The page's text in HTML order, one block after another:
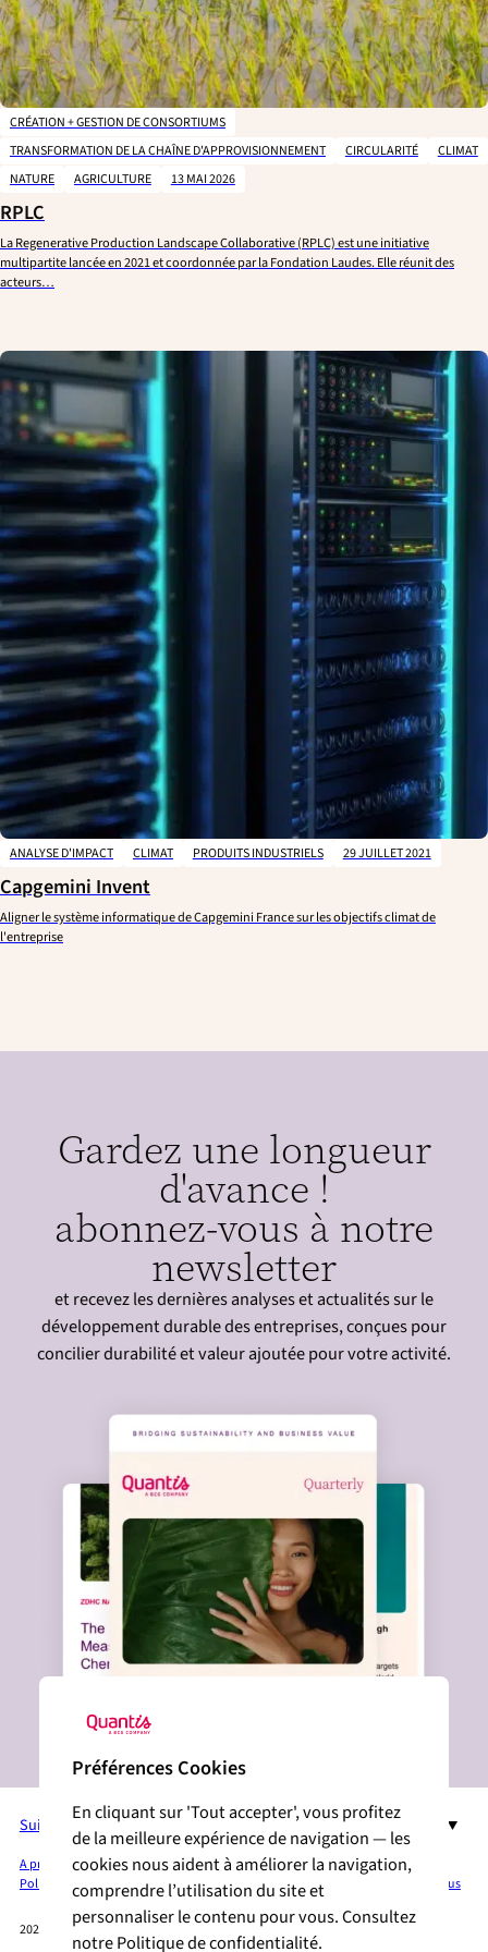
CRÉATION + GESTION DE CONSORTIUMS
TRANSFORMATION DE LA CHAÎNE D'APPROVISIONNEMENT
CIRCULARITÉ
CLIMAT
NATURE
AGRICULTURE 13 MAI 2026
RPLC
La Regenerative Production Landscape Collaborative (RPLC) est une initiative
multipartite lancée en 2021 et coordonnée par la Fondation Laudes. Elle réunit des
acteurs…
ANALYSE D'IMPACT CLIMAT PRODUITS INDUSTRIELS 29 JUILLET 2021
Capgemini Invent
Aligner le système informatique de Capgemini France sur les objectifs climat de
l'entreprise
Gardez une longueur
d'avance !
abonnez-vous à notre
newsletter
et recevez les dernières analyses et actualités sur le
développement durable des entreprises, conçues pour
concilier durabilité et valeur ajoutée pour votre activité.
Suivez-nous sur LinkedIn
A propos de Quantis Services + SolutionsIndustriesPublicationsEspace Presse
Politique de confidentialitéMentions légalesPlan du site Contactez-nous
2026 QUANTIS © TOUS DROITS RÉSERVÉS
Préférences Cookies
En cliquant sur 'Tout accepter', vous profitez
de la meilleure expérience de navigation — les
cookies nous aident à améliorer la navigation,
comprendre l’utilisation du site et
personnaliser le contenu pour vous. Consultez
notre Politique de confidentialité.